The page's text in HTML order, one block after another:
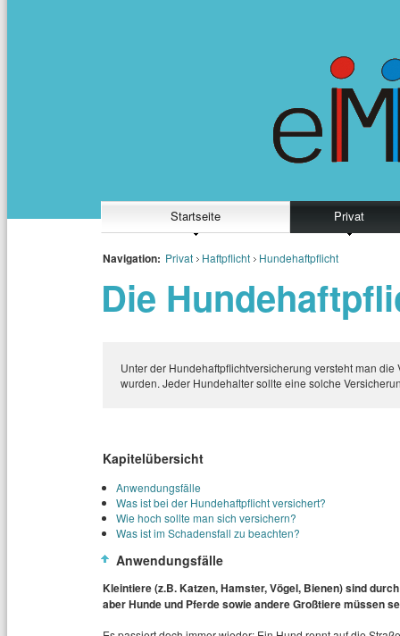
Startseite Privat
Navigation: Privat Haftpflicht Hundehaftpflicht
Die
Unter der Hundehaftpflichtversicherung versteht man
wurden. Jeder Hundehalter sollte eine solche
Kapitelübersicht
Anwendungsfälle
Was ist bei der Hundehaftpflicht versichert?
Wie hoch sollte man sich versichern?
Was ist im Schadensfall zu beachten?
Anwendungsfälle
Kleintiere (z.B. Katzen, Hamster, Vögel, Bienen) sind
aber Hunde und Pferde sowie andere Großtiere müssen